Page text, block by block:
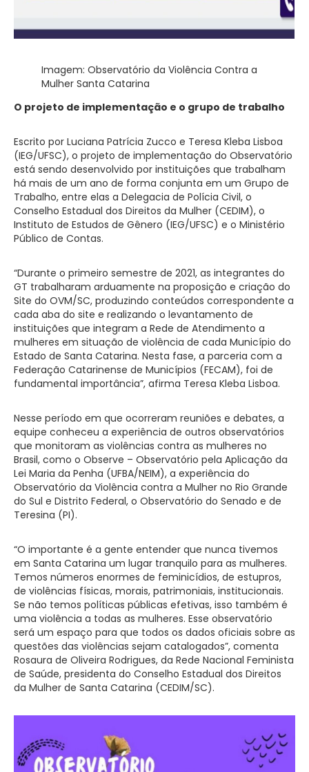
Imagem: Observatório da Violência Contra a
Mulher Santa Catarina
O projeto de implementação e o grupo de trabalho
Escrito por Luciana Patrícia Zucco e Teresa Kleba Lisboa
(IEG/UFSC), o projeto de implementação do Observatório
está sendo desenvolvido por instituições que trabalham
há mais de um ano de forma conjunta em um Grupo de
Trabalho, entre elas a Delegacia de Polícia Civil, o
Conselho Estadual dos Direitos da Mulher (CEDIM), o
Instituto de Estudos de Gênero (IEG/UFSC) e o Ministério
Público de Contas.
“Durante o primeiro semestre de 2021, as integrantes do
GT trabalharam arduamente na proposição e criação do
Site do OVM/SC, produzindo conteúdos correspondente a
cada aba do site e realizando o levantamento de
instituições que integram a Rede de Atendimento a
mulheres em situação de violência de cada Município do
Estado de Santa Catarina. Nesta fase, a parceria com a
Federação Catarinense de Municípios (FECAM), foi de
fundamental importância”, afirma Teresa Kleba Lisboa.
Nesse período em que ocorreram reuniões e debates, a
equipe conheceu a experiência de outros observatórios
que monitoram as violências contra as mulheres no
Brasil, como o Observe – Observatório pela Aplicação da
Lei Maria da Penha (UFBA/NEIM), a experiência do
Observatório da Violência contra a Mulher no Rio Grande
do Sul e Distrito Federal, o Observatório do Senado e de
Teresina (PI).
“O importante é a gente entender que nunca tivemos
em Santa Catarina um lugar tranquilo para as mulheres.
Temos números enormes de feminicídios, de estupros,
de violências físicas, morais, patrimoniais, institucionais.
Se não temos políticas públicas efetivas, isso também é
uma violência a todas as mulheres. Esse observatório
será um espaço para que todos os dados oficiais sobre as
questões das violências sejam catalogados”, comenta
Rosaura de Oliveira Rodrigues, da Rede Nacional Feminista
de Saúde, presidenta do Conselho Estadual dos Direitos
da Mulher de Santa Catarina (CEDIM/SC).